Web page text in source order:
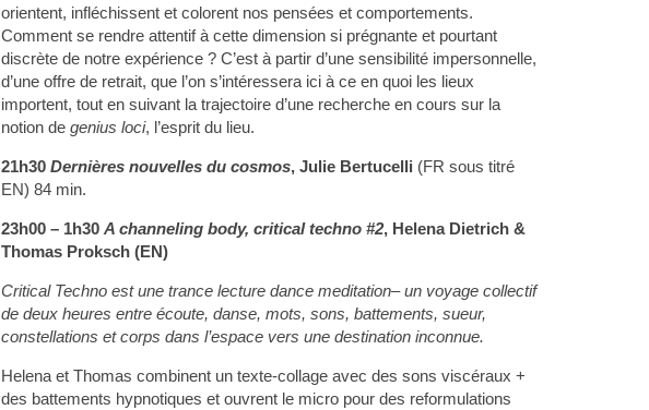
orientent, infléchissent et colorent nos pensées et comportements.
Comment se rendre attentif à cette dimension si prégnante et pourtant
discrète de notre expérience ? C’est à partir d’une sensibilité impersonnelle,
d’une offre de retrait, que l’on s’intéressera ici à ce en quoi les lieux
importent, tout en suivant la trajectoire d’une recherche en cours sur la
notion de genius loci, l’esprit du lieu.
21h30 Dernières nouvelles du cosmos, Julie Bertucelli (FR sous titré
EN) 84 min.
23h00 – 1h30 A channeling body, critical techno #2, Helena Dietrich &
Thomas Proksch (EN)
Critical Techno est une trance lecture dance meditation– un voyage collectif
de deux heures entre écoute, danse, mots, sons, battements, sueur,
constellations et corps dans l’espace vers une destination inconnue.
Helena et Thomas combinent un texte-collage avec des sons viscéraux +
des battements hypnotiques et ouvrent le micro pour des reformulations